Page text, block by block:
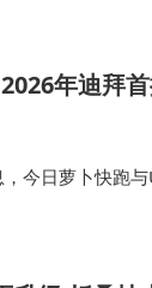
年迪拜
，今日萝卜快跑
这也是迪拜首